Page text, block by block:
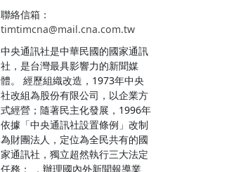
聯絡信箱：
timtimcna@mail.cna.com.tw
中央通訊社是中華民國的國家通訊
社，是台灣最具影響力的新聞媒
體。 經歷組織改造，1973年中央
社改組為股份有限公司，以企業方
式經營；隨著民主化發展，1996年
依據「中央通訊社設置條例」改制
為財團法人，定位為全民共有的國
家通訊社，獨立超然執行三大法定
任務： ．辦理國內外新聞報導業